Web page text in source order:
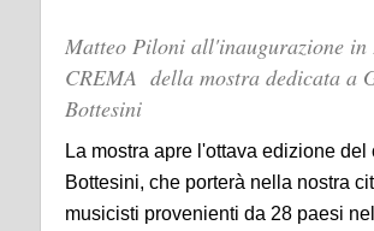
Matteo Piloni all'inaugurazione in
CREMA della mostra dedicata a
Bottesini
La mostra apre l'ottava edizione del
Bottesini, che porterà nella nostra
musicisti provenienti da 28 paesi